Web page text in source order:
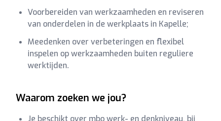
Voorbereiden van werkzaamheden en reviseren
van onderdelen in de werkplaats in Kapelle;
Meedenken over verbeteringen en flexibel
inspelen op werkzaamheden buiten reguliere
werktijden.
Waarom zoeken we jou?
Je beschikt over mbo werk- en denkniveau, bij